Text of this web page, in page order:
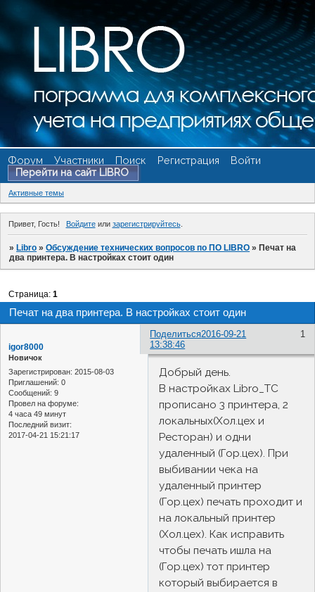
Форум Участники Поиск Регистрация
Войти
Перейти на сайт LIBRO
Активные темы
Привет, Гость! Войдитеили зарегистрируйтесь.
»Libro »Обсуждение технических вопросов по ПО LIBRO »Печат на
два принтера. В настройках стоит один
Печат на два принтера. В настройках стоит один
Страница:1
Поделиться 1
2016-09-21
13:38:46
igor8000
Новичок
Зарегистрирован: 2015-08-03
Приглашений: 0
Сообщений: 9
Провел на форуме:
4 часа 49 минут
Последний визит:
2017-04-21 15:21:17
Добрый день.
В настройках Libro_TC
прописано 3 принтера, 2
локальных(Хол.цех и
Ресторан) и одни
удаленный (Гор.цех). При
выбивании чека на
удаленный принтер
(Гор.цех) печать проходит и
на локальный принтер
(Хол.цех). Как исправить
чтобы печать ишла на
(Гор.цех) тот принтер
который выбирается в